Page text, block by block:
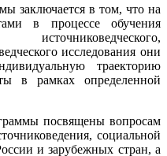
заключается в том, что на
в процессе обучения
исследования они
траекторию
в рамках определенной
посвящены вопросам
социальной
и зарубежных стран, а